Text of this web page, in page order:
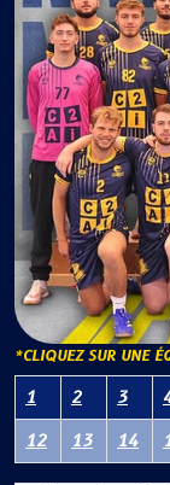
*CLIQUEZ SUR UNE
1 2 3
12
13 14